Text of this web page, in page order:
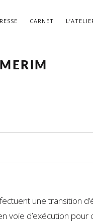
CARNET
une transition
voie d’exécution